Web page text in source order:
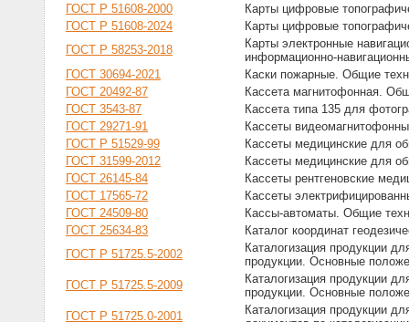
ГОСТ Р 51608-2000
Карты цифровые
ГОСТ Р 51608-2024
Карты цифровые
ГОСТ Р 58253-2018
Карты электронные
информационно-
ГОСТ 30694-2021
Каски пожарные. Общие
ГОСТ 20492-87
Кассета магнитофонная.
ГОСТ 3543-87
Кассета типа 135 для
ГОСТ 29271-91
Кассеты
ГОСТ Р 51529-99
Кассеты медицинские для
ГОСТ 31599-2012
Кассеты медицинские для
ГОСТ 26145-84
Кассеты рентгеновские
ГОСТ 17565-72
Кассеты
ГОСТ 24509-80
Кассы-автоматы. Общие
ГОСТ 25634-83
Каталог координат
ГОСТ Р 51725.5-2002
Каталогизация продукции
продукции. Основные
ГОСТ Р 51725.5-2009
Каталогизация продукции
продукции. Основные
ГОСТ Р 51725.0-2001
Каталогизация продукции